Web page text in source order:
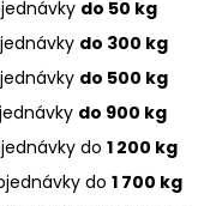
do 50 kg
do 300 kg
do 500 kg
do 900 kg
do 1 200 kg
do 1 700 kg